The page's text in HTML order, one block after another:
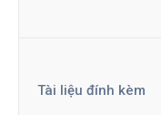
Tài liệu đính kèm